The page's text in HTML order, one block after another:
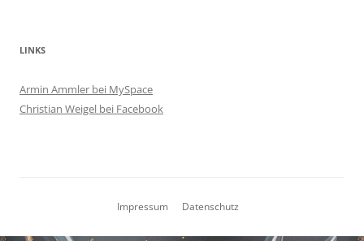
LINKS
Armin Ammler bei MySpace
Christian Weigel bei Facebook
Impressum Datenschutz